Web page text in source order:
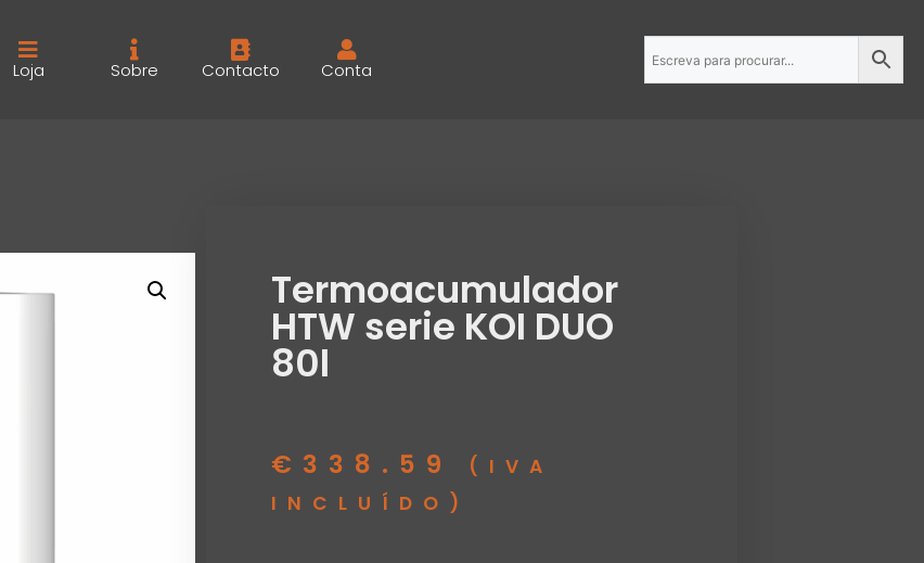
Loja Sobre Contacto Conta
Termoacumulador
HTW serie KOI DUO
80l
€ 338.59
(IVA
INCLUÍDO)